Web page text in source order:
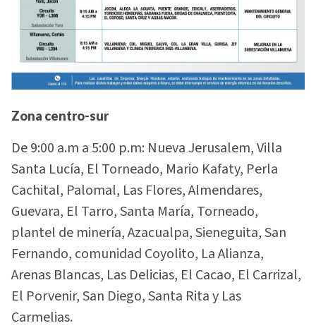
Zona centro-sur
De 9:00 a.m a 5:00 p.m: Nueva Jerusalem, Villa
Santa Lucía, El Torneado, Mario Kafaty, Perla
Cachital, Palomal, Las Flores, Almendares,
Guevara, El Tarro, Santa María, Torneado,
plantel de minería, Azacualpa, Sieneguita, San
Fernando, comunidad Coyolito, La Alianza,
Arenas Blancas, Las Delicias, El Cacao, El Carrizal,
El Porvenir, San Diego, Santa Rita y Las
Carmelias.